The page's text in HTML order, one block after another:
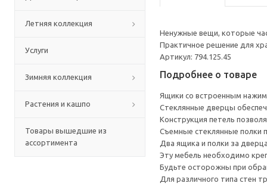
Летняя коллекция
Услуги
Зимняя коллекция
Растения и кашпо
Товары вышедшие из
ассортимента
Ненужные вещи, которые
Практичное решение для
Артикул: 794.125.45
Подробнее о товаре
Ящики со встроенным
Стеклянные дверцы
Конструкция петель
Съемные стеклянные полки
Два ящика и полки за
Эту мебель необходимо
Будьте осторожны при
Для различного типа стен